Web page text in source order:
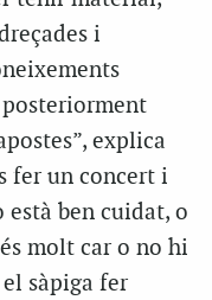
i
posteriorment
explica
fer un concert i
ben cuidat, o
molt car o no hi
sàpiga fer